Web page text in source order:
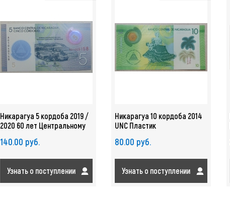
Никарагуа 5 кордоба 2019 /
2020 60 лет Центральному
140.00 руб.
Узнать о поступлении
Никарагуа 10 кордоба 2014
UNC Пластик
80.00 руб.
Узнать о поступлении